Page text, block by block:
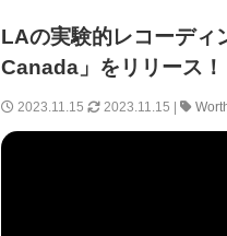
LAの実験的レコーデ
Canada」をリリース！
2023.11.15 2023.11.15 |